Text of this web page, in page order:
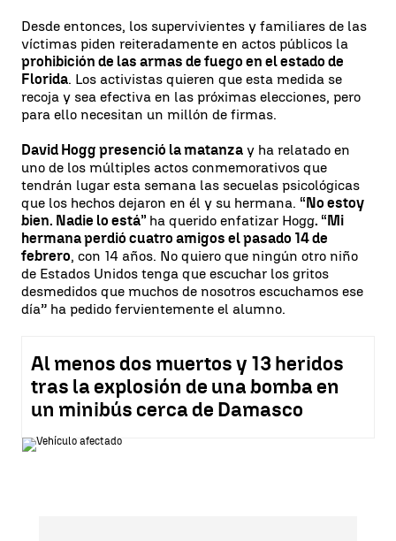
Desde entonces, los supervivientes y familiares de las
víctimas piden reiteradamente en actos públicos la
prohibición de las armas de fuego en el estado de
Florida. Los activistas quieren que esta medida se
recoja y sea efectiva en las próximas elecciones, pero
para ello necesitan un millón de firmas.
David Hogg presenció la matanza y ha relatado en
uno de los múltiples actos conmemorativos que
tendrán lugar esta semana las secuelas psicológicas
que los hechos dejaron en él y su hermana. “No estoy
bien. Nadie lo está” ha querido enfatizar Hogg. “Mi
hermana perdió cuatro amigos el pasado 14 de
febrero, con 14 años. No quiero que ningún otro niño
de Estados Unidos tenga que escuchar los gritos
desmedidos que muchos de nosotros escuchamos ese
día” ha pedido fervientemente el alumno.
Al menos dos muertos y 13 heridos
tras la explosión de una bomba en
un minibús cerca de Damasco